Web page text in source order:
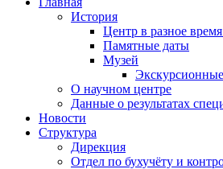
История
Центр в разное время
Памятные даты
Музей
О научном центре
Данные о результатах
Новости
Структура
Дирекция
Отдел по бухучёту и